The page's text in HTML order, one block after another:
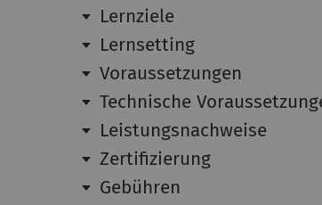
Lernziele
Lernsetting
Voraussetzungen
Technische
Leistungsnachweise
Zertifizierung
Gebühren